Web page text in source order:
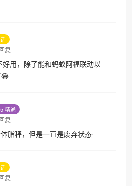
回复
好用，除了能和蚂蚁阿福联动以
😂
精通
回复
脂秤，但是一直是废弃状态·
回复